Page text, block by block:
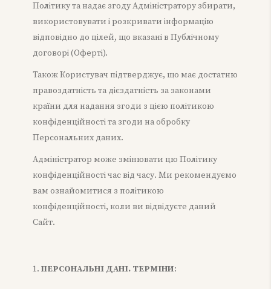
Політику та надає згоду Адміністратору збирати,
використовувати і розкривати інформацію
відповідно до цілей, що вказані в Публічному
договорі (Оферті).
Також Користувач підтверджує, що має достатню
правоздатність та дієздатність за законами
країни для надання згоди з цією політикою
конфіденційності та згоди на обробку
Персональних даних.
Адміністратор може змінювати цю Політику
конфіденційності час від часу. Ми рекомендуємо
вам ознайомитися з політикою
конфіденційності, коли ви відвідуєте даний
Сайт.
ПЕРСОНАЛЬНІ ДАНІ. ТЕРМІНИ: